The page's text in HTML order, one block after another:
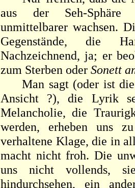
aus der Seh-Sphäre
unmittelbarer wachsen.
Gegenstände, die
Nachzeichnend, ja; er
zum Sterben oder Sonett
Man sagt (oder ist
Ansicht ?), die Lyrik
Melancholie, die
werden, erheben uns
verhaltene Klage, die in
macht nicht froh. Die
uns nicht vollends,
hindurchsehen, ein